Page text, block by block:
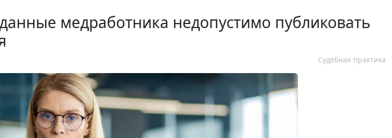
медработника недопустимо публиковать
Судебная практика